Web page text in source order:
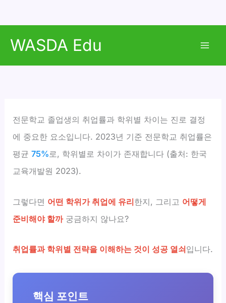
WASDA Edu
전문학교 졸업생의 취업률과 학위별 차이는 진로 결정
에 중요한 요소입니다. 2023년 기준 전문학교 취업률은
평균75%로, 학위별로 차이가 존재합니다 (출처: 한국
교육개발원 2023).
그렇다면 어떤 학위가 취업에 유리한지, 그리고 어떻게
준비해야 할까궁금하지 않나요?
취업률과 학위별 전략을 이해하는 것이 성공 열쇠입니다.
핵심 포인트